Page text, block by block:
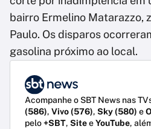
bairro Ermelino Matarazzo,
Paulo. Os disparos
gasolina próximo ao local.
Acompanhe o SBT News nas
(586), Vivo (576), Sky (580) e
pelo+SBT, SiteeYouTube,